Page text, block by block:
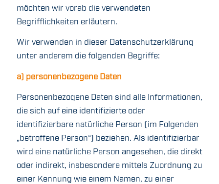
möchten wir vorab die verwendeten
Begrifflichkeiten erläutern.
Wir verwenden in dieser Datenschutzerklärung
unter anderem die folgenden Begriffe:
a) personenbezogene Daten
Personenbezogene Daten sind alle Informationen,
die sich auf eine identifizierte oder
identifizierbare natürliche Person (im Folgenden
„betroffene Person“) beziehen. Als identifizierbar
wird eine natürliche Person angesehen, die direkt
oder indirekt, insbesondere mittels Zuordnung zu
einer Kennung wie einem Namen, zu einer